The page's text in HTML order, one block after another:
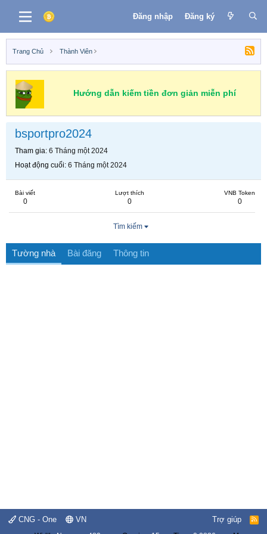
Đăng nhập Đăng ký
Trang Chủ Thành Viên
Hướng dẫn kiếm tiền đơn giản miễn phí
bsportpro2024
Tham gia 6 Tháng một 2024
Hoạt động cuối 6 Tháng một 2024
Bài viết
0
Lượt thích
0
VNB Token
0
Tìm kiếm
Tường nhà Bài đăng Thông tin
CNG - One VN Trợ giúp
R